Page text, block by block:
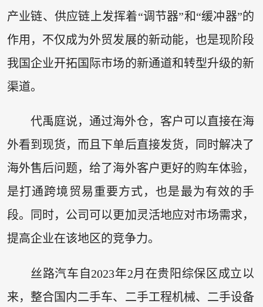
产业链、供应链上发挥着“调节器”和“缓冲器”的
作用，不仅成为外贸发展的新动能，也是现阶段
我国企业开拓国际市场的新通道和转型升级的新
渠道。
代禹庭说，通过海外仓，客户可以直接在海
外看到现货，而且下单后直接发货，同时解决了
海外售后问题，给了海外客户更好的购车体验，
是打通跨境贸易重要方式，也是最为有效的手
段。同时，公司可以更加灵活地应对市场需求，
提高企业在该地区的竞争力。
丝路汽车自2023年2月在贵阳综保区成立以
来，整合国内二手车、二手工程机械、二手设备